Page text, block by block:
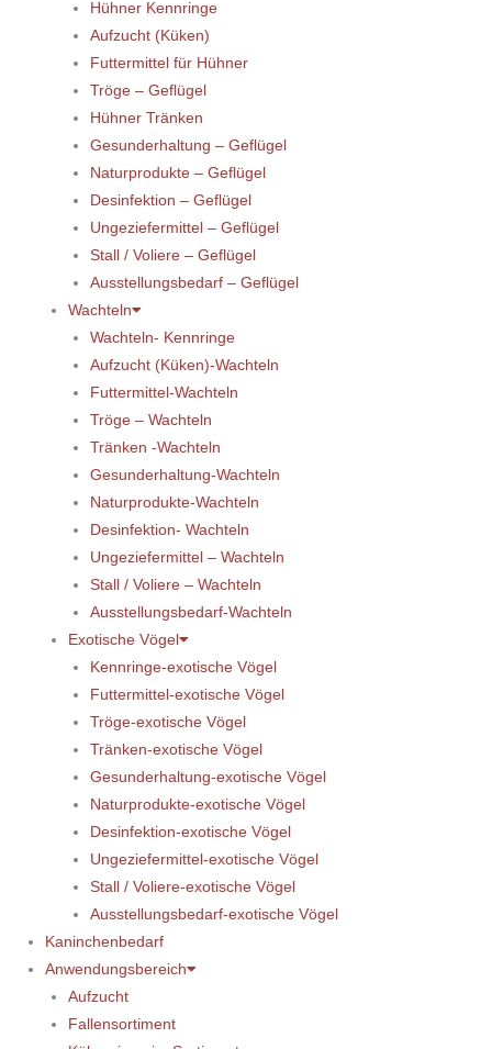
Hühner Kennringe
Aufzucht (Küken)
Futtermittel für Hühner
Tröge – Geflügel
Hühner Tränken
Gesunderhaltung – Geflügel
Naturprodukte – Geflügel
Desinfektion – Geflügel
Ungeziefermittel – Geflügel
Stall / Voliere – Geflügel
Ausstellungsbedarf – Geflügel
Wachteln
Wachteln- Kennringe
Aufzucht (Küken)-Wachteln
Futtermittel-Wachteln
Tröge – Wachteln
Tränken -Wachteln
Gesunderhaltung-Wachteln
Naturprodukte-Wachteln
Desinfektion- Wachteln
Ungeziefermittel – Wachteln
Stall / Voliere – Wachteln
Ausstellungsbedarf-Wachteln
Exotische Vögel
Kennringe-exotische Vögel
Futtermittel-exotische Vögel
Tröge-exotische Vögel
Tränken-exotische Vögel
Gesunderhaltung-exotische Vögel
Naturprodukte-exotische Vögel
Desinfektion-exotische Vögel
Ungeziefermittel-exotische Vögel
Stall / Voliere-exotische Vögel
Ausstellungsbedarf-exotische Vögel
Kaninchenbedarf
Anwendungsbereich
Aufzucht
Fallensortiment